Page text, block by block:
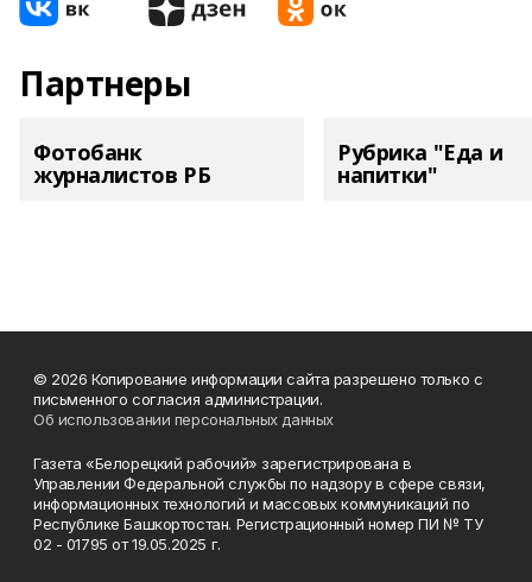
Партнеры
Фотобанк
журналистов РБ
Рубрика "Еда и
напитки"
© 2026 Копирование информации сайта разрешено только с
письменного согласия администрации.
Об использовании персональных данных
Газета «Белорецкий рабочий» зарегистрирована в
Управлении Федеральной службы по надзору в сфере связи,
информационных технологий и массовых коммуникаций по
Республике Башкортостан. Регистрационный номер ПИ № ТУ
02 - 01795 от 19.05.2025 г.